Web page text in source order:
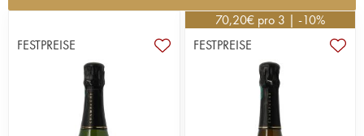
gehören zu einer Familie von Winzern, die seit
mindestens sechs Generationen Wein produziert.
In den 1970er Jahren stieg der junge Francis im
Unternehmen Boulard Frères ein; schon 1975
wurde ihm die Vinifikation anvertraut. Das
Anwesen Raymond Boulard & Fils wurde im Jahr
1980 gegründet. Nach dem Tod des Vaters
FESTPREISE
70,20€ pro 3 | -10%
FESTPREISE